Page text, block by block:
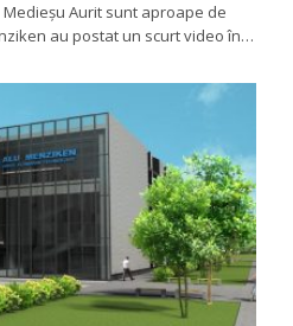
Aurit sunt aproape de
au postat un scurt video în…